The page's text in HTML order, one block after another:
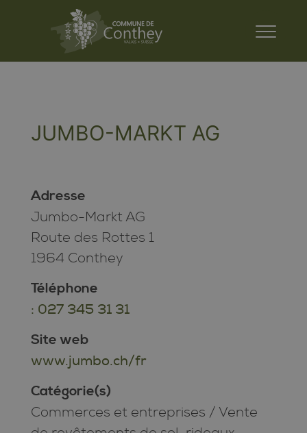
JUMBO-MARKT AG
Adresse
Jumbo-Markt AG
Route des Rottes 1
1964 Conthey
Téléphone
: 027 345 31 31
Site web
www.jumbo.ch/fr
Catégorie(s)
Commerces et entreprises / Vente